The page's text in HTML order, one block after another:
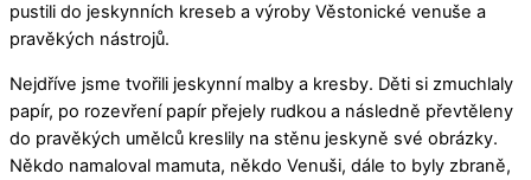
pustili do jeskynních kreseb a výroby Věstonické venuše a
pravěkých nástrojů.
Nejdříve jsme tvořili jeskynní malby a kresby. Děti si zmuchlaly
papír, po rozevření papír přejely rudkou a následně převtěleny
do pravěkých umělců kreslily na stěnu jeskyně své obrázky.
Někdo namaloval mamuta, někdo Venuši, dále to byly zbraně,